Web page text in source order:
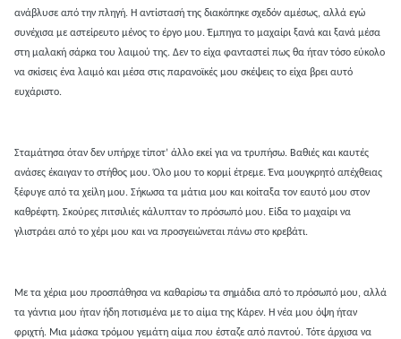
ανάβλυσε από την πληγή. Η αντίστασή της διακόπηκε σχεδόν αμέσως, αλλά εγώ
συνέχισα με αστείρευτο μένος το έργο μου. Έμπηγα το μαχαίρι ξανά και ξανά μέσα
στη μαλακή σάρκα του λαιμού της. Δεν το είχα φανταστεί πως θα ήταν τόσο εύκολο
να σκίσεις ένα λαιμό και μέσα στις παρανοϊκές μου σκέψεις το είχα βρει αυτό
ευχάριστο.
Σταμάτησα όταν δεν υπήρχε τίποτ’ άλλο εκεί για να τρυπήσω. Βαθιές και καυτές
ανάσες έκαιγαν το στήθος μου. Όλο μου το κορμί έτρεμε. Ένα μουγκρητό απέχθειας
ξέφυγε από τα χείλη μου. Σήκωσα τα μάτια μου και κοίταξα τον εαυτό μου στον
καθρέφτη. Σκούρες πιτσιλιές κάλυπταν το πρόσωπό μου. Είδα το μαχαίρι να
γλιστράει από το χέρι μου και να προσγειώνεται πάνω στο κρεβάτι.
Με τα χέρια μου προσπάθησα να καθαρίσω τα σημάδια από το πρόσωπό μου, αλλά
τα γάντια μου ήταν ήδη ποτισμένα με το αίμα της Κάρεν. Η νέα μου όψη ήταν
φριχτή. Μια μάσκα τρόμου γεμάτη αίμα που έσταζε από παντού. Τότε άρχισα να